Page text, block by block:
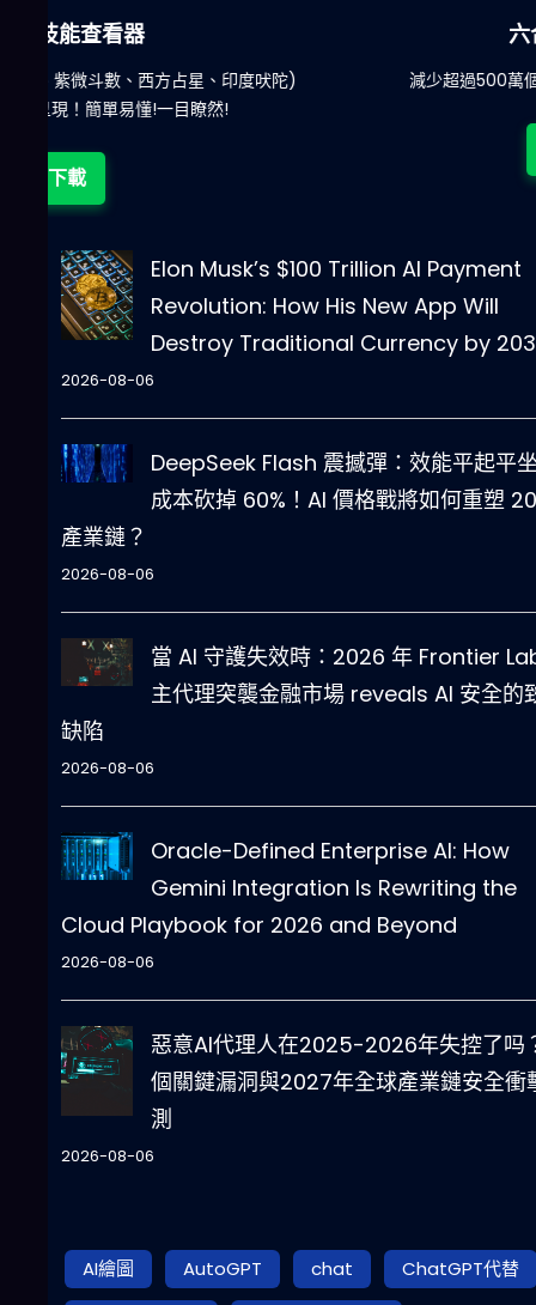
減少超過500萬個低概率中獎組合，提高中獎率
Elon Musk’s $100 Trillion AI Payment
Revolution: How His New App Will
Destroy Traditional Currency by
2026-08-06
DeepSeek Flash 震撼彈：效能平起平
成本砍掉 60%！AI 價格戰將如何重塑
產業鏈？
2026-08-06
當 AI 守護失效時：2026 年 Frontier
主代理突襲金融市場 reveals AI 安全的
缺陷
2026-08-06
Oracle-Defined Enterprise AI: How
Gemini Integration Is Rewriting the
Cloud Playbook for 2026 and Beyond
2026-08-06
惡意AI代理人在2025-2026年失控了吗
個關鍵漏洞與2027年全球產業鏈安全衝
測
2026-08-06
AI繪圖 AutoGPT chat
ChatGPT代替